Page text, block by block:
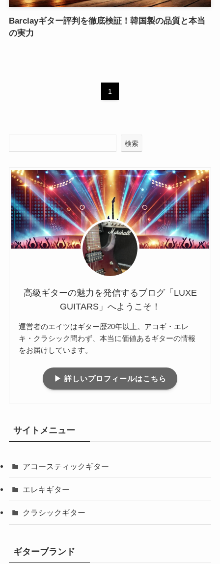
Barclayギター評判を徹底検証！韓国製の品質と本当
の実力
1
検索
高級ギターの魅力を発信するブログ「LUXE
GUITARS」へようこそ！
運営者のエイツはギター歴20年以上。アコギ・エレ
キ・クラシック問わず、本当に価値あるギターの情報
をお届けしています。
▶ 詳しいプロフィールはこちら
サイトメニュー
アコースティックギター
エレキギター
クラシックギター
ギターブランド